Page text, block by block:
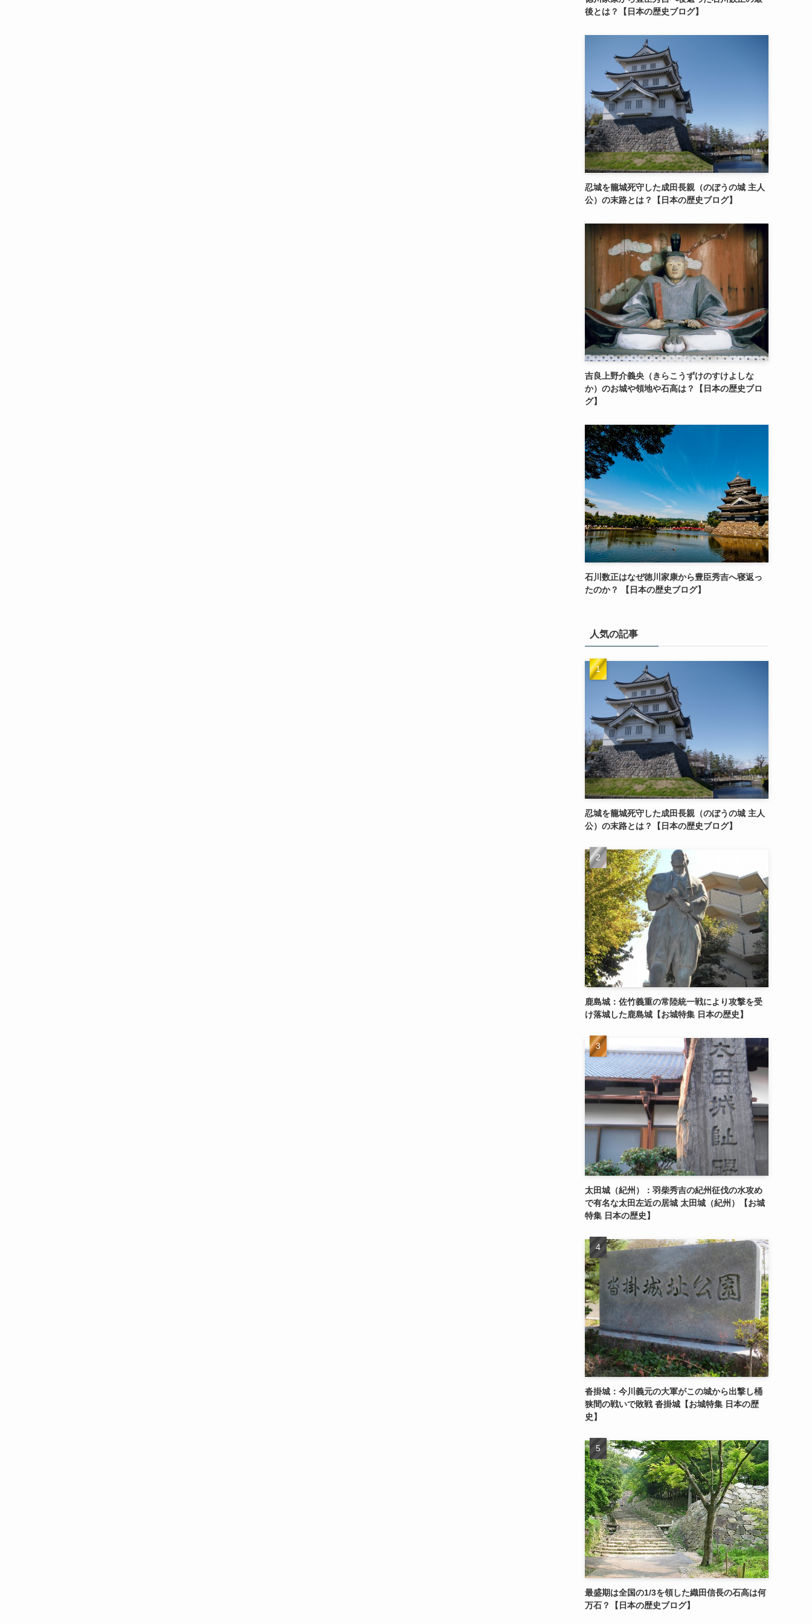
後とは？【日本の歴史ブログ】
忍城を籠城死守した成田長親（のぼうの城 主人
公）の末路とは？【日本の歴史ブログ】
吉良上野介義央（きらこうずけのすけよしな
か）のお城や領地や石高は？【日本の歴史ブロ
グ】
石川数正はなぜ徳川家康から豊臣秀吉へ寝返っ
たのか？ 【日本の歴史ブログ】
人気の記事
忍城を籠城死守した成田長親（のぼうの城 主人
公）の末路とは？【日本の歴史ブログ】
鹿島城：佐竹義重の常陸統一戦により攻撃を受
け落城した鹿島城【お城特集 日本の歴史】
太田城（紀州）：羽柴秀吉の紀州征伐の水攻め
で有名な太田左近の居城 太田城（紀州）【お城
特集 日本の歴史】
沓掛城：今川義元の大軍がこの城から出撃し桶
狭間の戦いで敗戦 沓掛城【お城特集 日本の歴
史】
最盛期は全国の1/3を領した織田信長の石高は何
万石？【日本の歴史ブログ】